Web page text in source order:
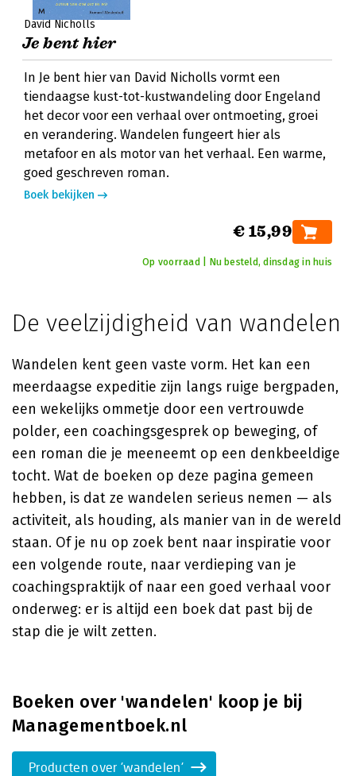
David Nicholls
Je bent hier
In Je bent hier van David Nicholls vormt een
tiendaagse kust-tot-kustwandeling door Engeland
het decor voor een verhaal over ontmoeting, groei
en verandering. Wandelen fungeert hier als
metafoor en als motor van het verhaal. Een warme,
goed geschreven roman.
Boek bekijken
€ 15,99
Op voorraad | Nu besteld, dinsdag in huis
De veelzijdigheid van wandelen
Wandelen kent geen vaste vorm. Het kan een
meerdaagse expeditie zijn langs ruige bergpaden,
een wekelijks ommetje door een vertrouwde
polder, een coachingsgesprek op beweging, of
een roman die je meeneemt op een denkbeeldige
tocht. Wat de boeken op deze pagina gemeen
hebben, is dat ze wandelen serieus nemen — als
activiteit, als houding, als manier van in de wereld
staan. Of je nu op zoek bent naar inspiratie voor
een volgende route, naar verdieping van je
coachingspraktijk of naar een goed verhaal voor
onderweg: er is altijd een boek dat past bij de
stap die je wilt zetten.
Boeken over 'wandelen' koop je bij
Managementboek.nl
Producten over 'wandelen'